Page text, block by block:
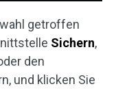
getroffen
Sichern,
den
und klicken Sie